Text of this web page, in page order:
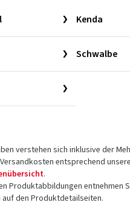
Kenda
Schwalbe
verstehen sich inklusive der
entsprechend
.
Produktabbildungen entnehmen
den Produktdetailseiten.